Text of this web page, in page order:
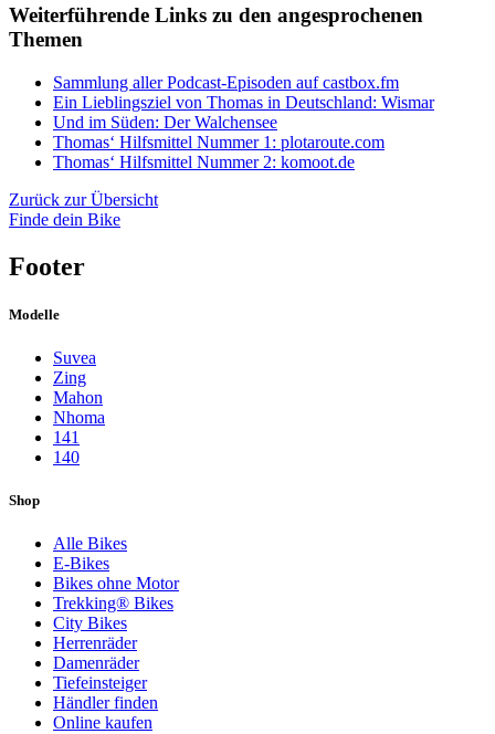
Weiterführende Links zu den angesprochenen
Themen
Sammlung aller Podcast-Episoden auf castbox.fm
Ein Lieblingsziel von Thomas in Deutschland: Wismar
Und im Süden: Der Walchensee
Thomas‘ Hilfsmittel Nummer 1: plotaroute.com
Thomas‘ Hilfsmittel Nummer 2: komoot.de
Zurück zur Übersicht
Finde dein Bike
Footer
Modelle
Suvea
Zing
Mahon
Nhoma
141
140
Shop
Alle Bikes
E-Bikes
Bikes ohne Motor
Trekking® Bikes
City Bikes
Herrenräder
Damenräder
Tiefeinsteiger
Händler finden
Online kaufen